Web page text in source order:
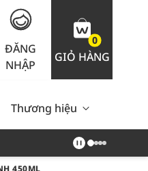
ĐĂNG
NHẬP
0
GIỎ HÀNG
Nam Giới Chăm Sóc
Thương hiệu
450ML